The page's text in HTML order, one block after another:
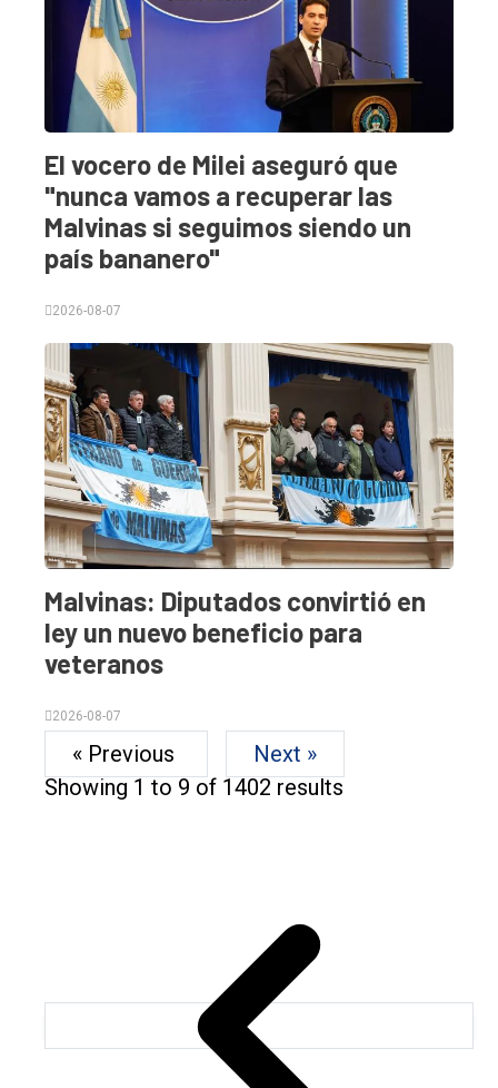
El vocero de Milei aseguró que
"nunca vamos a recuperar las
Malvinas si seguimos siendo un
país bananero"
2026-08-07
Malvinas: Diputados convirtió en
ley un nuevo beneficio para
veteranos
2026-08-07
« Previous
Next »
Showing 1 to 9 of 1402 results